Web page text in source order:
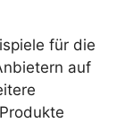
für die
auf